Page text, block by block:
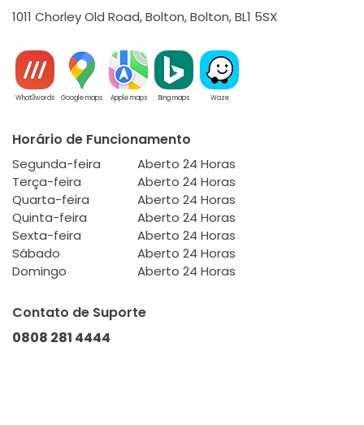
1011 Chorley Old Road, Bolton, Bolton, BL1 5SX
What3words Google maps Apple maps Bing maps Waze
Horário de Funcionamento
Segunda-feira
Aberto 24 Horas
Terça-feira
Aberto 24 Horas
Quarta-feira
Aberto 24 Horas
Quinta-feira
Aberto 24 Horas
Sexta-feira
Aberto 24 Horas
Sábado
Aberto 24 Horas
Domingo
Aberto 24 Horas
Contato de Suporte
0808 281 4444